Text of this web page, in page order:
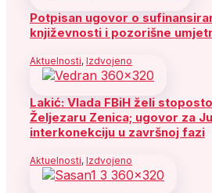
Potpisan ugovor o
književnosti i pozorišne
Aktuelnosti, Izdvojeno
Lakić: Vlada FBiH želi
Željezaru Zenica; ugovor za
interkonekciju u završnoj fazi
Aktuelnosti, Izdvojeno